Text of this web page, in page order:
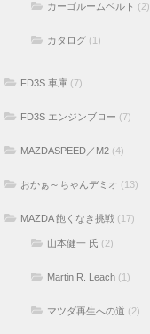
カーゴルームベルト (2)
カタログ (1)
FD3S 車庫 (7)
FD3S エンジンブロー (7)
MAZDASPEED／M2 (4)
おかぁ～ちゃんデミオ (13)
MAZDA 飽くなき挑戦 (17)
山本健一 氏 (2)
Martin R. Leach (1)
マツダ再生への道 (2)